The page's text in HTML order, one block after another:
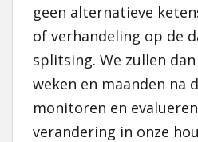
geen alternatieve
of verhandeling op de
splitsing. We zullen
weken en maanden na
monitoren en
verandering in onze